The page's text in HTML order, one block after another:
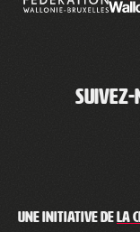
Une initiative deLa